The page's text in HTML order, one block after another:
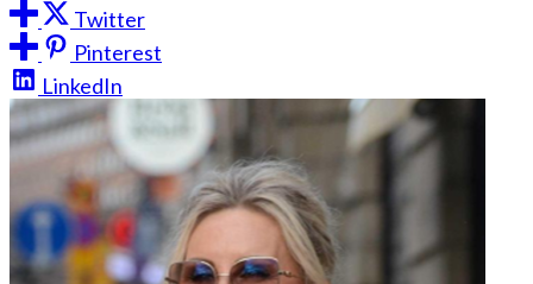
Twitter
Pinterest
LinkedIn